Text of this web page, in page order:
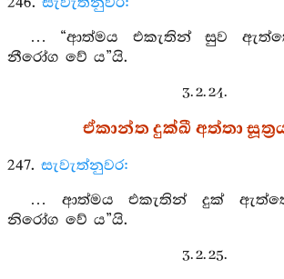
… “ආත්මය එකැතින් සුව
නීරෝග වේ ය”යි.
3. 2. 24.
ඒකාන්ත දුක්ඛී අත්තා
247. සැවැත්නුවර:
… ආත්මය එකැතින් දුක්
නිරෝග වේ ය”යි.
3. 2. 25.